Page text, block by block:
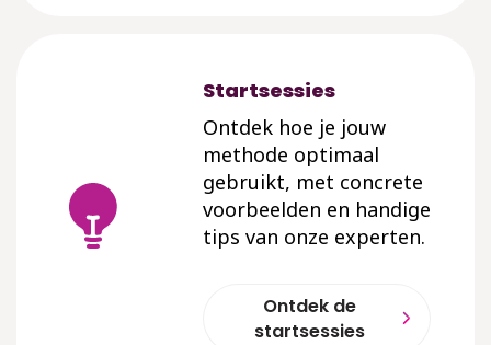
Startsessies
Ontdek hoe je jouw
methode optimaal
gebruikt, met concrete
voorbeelden en handige
tips van onze experten.
Ontdek de
startsessies